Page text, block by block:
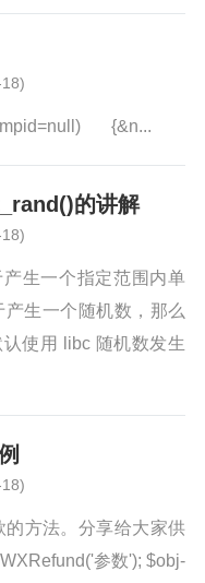
{&n...
的讲解
生一个指定范围内单
生一个随机数，那么
使用 libc 随机数发生
方法。分享给大家供
参数'); $obj-